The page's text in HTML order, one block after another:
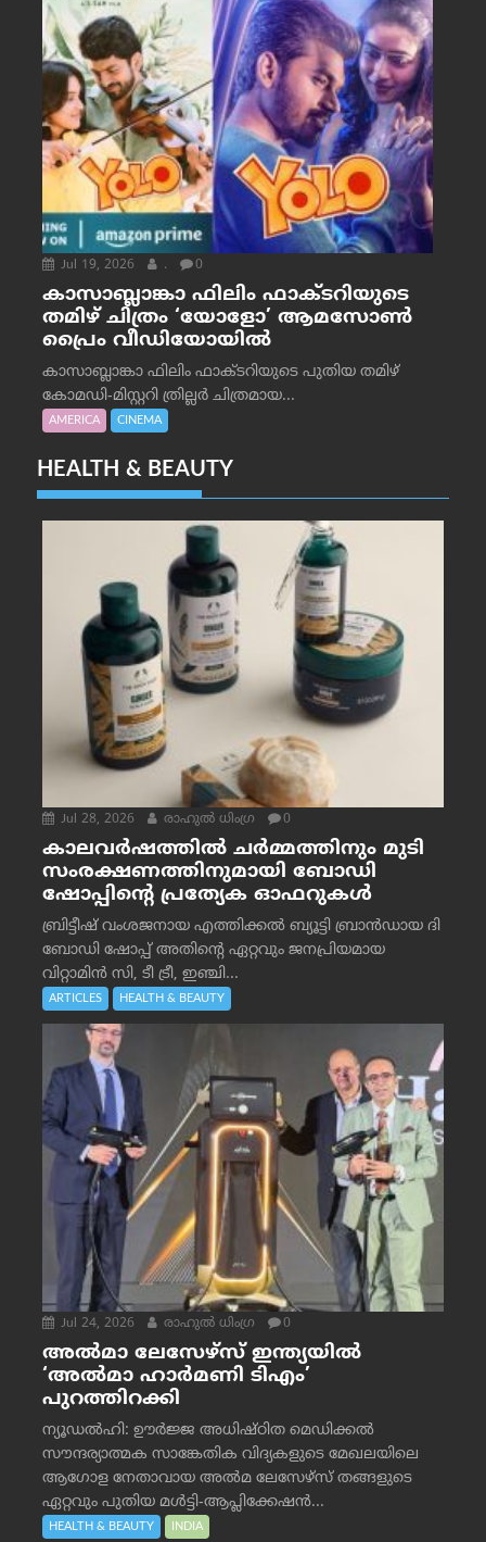
Jul 19, 2026 . 0
കാസാബ്ലാങ്കാ ഫിലിം ഫാക്ടറിയുടെ
തമിഴ് ചിത്രം ‘യോളോ’ ആമസോൺ
പ്രൈം വീഡിയോയിൽ
കാസാബ്ലാങ്കാ ഫിലിം ഫാക്ടറിയുടെ പുതിയ തമിഴ്
കോമഡി-മിസ്റ്ററി ത്രില്ലർ ചിത്രമായ...
AMERICA CINEMA
HEALTH & BEAUTY
Jul 28, 2026 രാഹുല്‍ ധിംഗ്ര 0
കാലവർഷത്തിൽ ചർമ്മത്തിനും മുടി
സംരക്ഷണത്തിനുമായി ബോഡി
ഷോപ്പിന്റെ പ്രത്യേക ഓഫറുകൾ
ബ്രിട്ടീഷ് വംശജനായ എത്തിക്കൽ ബ്യൂട്ടി ബ്രാൻഡായ ദി
ബോഡി ഷോപ്പ് അതിന്റെ ഏറ്റവും ജനപ്രിയമായ
വിറ്റാമിൻ സി, ടീ ട്രീ, ഇഞ്ചി...
ARTICLES HEALTH & BEAUTY
Jul 24, 2026 രാഹുല്‍ ധിംഗ്ര 0
അൽമാ ലേസേഴ്സ് ഇന്ത്യയിൽ
‘അൽമാ ഹാർമണി ടിഎം’
പുറത്തിറക്കി
ന്യൂഡൽഹി: ഊർജ്ജ അധിഷ്ഠിത മെഡിക്കൽ
സൗന്ദര്യാത്മക സാങ്കേതിക വിദ്യകളുടെ മേഖലയിലെ
ആഗോള നേതാവായ അൽമ ലേസേഴ്സ് തങ്ങളുടെ
ഏറ്റവും പുതിയ മൾട്ടി-ആപ്ലിക്കേഷൻ...
HEALTH & BEAUTY INDIA